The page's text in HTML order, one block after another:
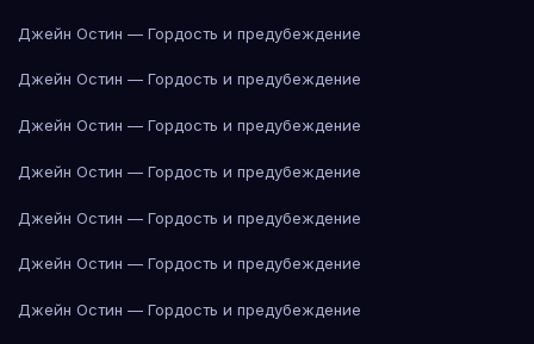
Джейн Остин — Гордость и предубеждение
Джейн Остин — Гордость и предубеждение
Джейн Остин — Гордость и предубеждение
Джейн Остин — Гордость и предубеждение
Джейн Остин — Гордость и предубеждение
Джейн Остин — Гордость и предубеждение
Джейн Остин — Гордость и предубеждение